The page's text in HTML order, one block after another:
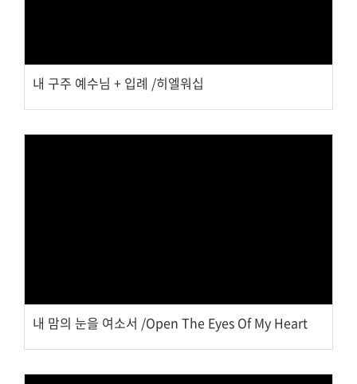
내 구주 예수님 + 입례 /히엘워십
내 맘의 눈을 여소서 /Open The Eyes Of My Heart